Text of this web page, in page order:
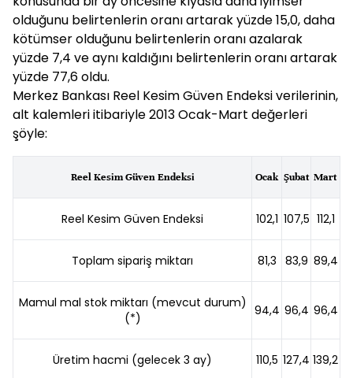
olduğunu belirtenlerin oranı artarak yüzde 15,0, daha
kötümser olduğunu belirtenlerin oranı azalarak
yüzde 7,4 ve aynı kaldığını belirtenlerin oranı artarak
yüzde 77,6 oldu.
Merkez Bankası Reel Kesim Güven Endeksi verilerinin,
alt kalemleri itibariyle 2013 Ocak-Mart değerleri
şöyle:
Reel Kesim Güven Endeksi Ocak Şubat Mart
Reel Kesim Güven Endeksi 102,1 107,5 112,1
Toplam sipariş miktarı 81,3 83,9 89,4
Mamul mal stok miktarı (mevcut durum)
(*)
94,4 96,4 96,4
Üretim hacmi (gelecek 3 ay) 110,5 127,4 139,2